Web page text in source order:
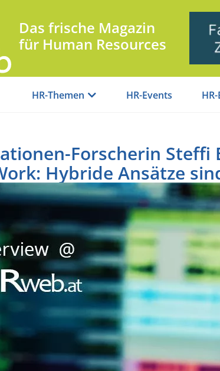
Das frische Magazin
für Human Resources
HR-Themen HR-Events
Forscherin
Hybride Ansätze